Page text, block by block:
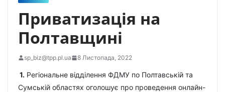
Приватизація на
Полтавщині
sp_biz@tpp.pl.ua 8 Листопада, 2022
1. Регіональне відділення ФДМУ по Полтавській та
Сумській областях оголошує про проведення онлайн-